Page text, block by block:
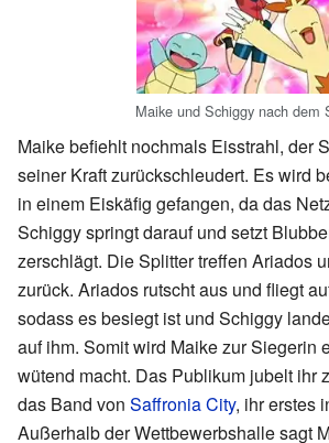
Maike und Schiggy nach dem
Maike befiehlt nochmals Eisstrahl, der
seiner Kraft zurückschleudert. Es wird
in einem Eiskäfig gefangen, da das
Schiggy springt darauf und setzt
zerschlägt. Die Splitter treffen Ariados
zurück. Ariados rutscht aus und fliegt
sodass es besiegt ist und Schiggy
auf ihm. Somit wird Maike zur Siegerin
wütend macht. Das Publikum jubelt ihr
das Band von Saffronia City, ihr erstes
Außerhalb der Wettbewerbshalle sagt